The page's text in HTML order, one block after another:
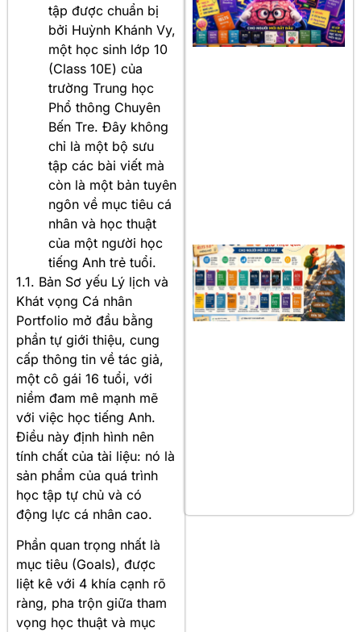
tập được chuẩn bị
bởi Huỳnh Khánh Vy,
một học sinh lớp 10
(Class 10E) của
trường Trung học
Phổ thông Chuyên
Bến Tre. Đây không
chỉ là một bộ sưu
tập các bài viết mà
còn là một bản tuyên
ngôn về mục tiêu cá
nhân và học thuật
của một người học
tiếng Anh trẻ tuổi.
1.1. Bản Sơ yếu Lý lịch và
Khát vọng Cá nhân
Portfolio mở đầu bằng
phần tự giới thiệu, cung
cấp thông tin về tác giả,
một cô gái 16 tuổi, với
niềm đam mê mạnh mẽ
với việc học tiếng Anh.
Điều này định hình nên
tính chất của tài liệu: nó là
sản phẩm của quá trình
học tập tự chủ và có
động lực cá nhân cao.
Phần quan trọng nhất là
mục tiêu (Goals), được
liệt kê với 4 khía cạnh rõ
ràng, pha trộn giữa tham
vọng học thuật và mục